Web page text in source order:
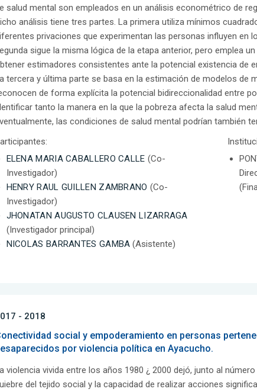
salud mental son empleados en un análisis econométrico de
análisis tiene tres partes. La primera utiliza mínimos
privaciones que experimentan las personas influyen en
sigue la misma lógica de la etapa anterior, pero emplea
estimadores consistentes ante la potencial existencia de
tercera y última parte se basa en la estimación de modelos de
de forma explícita la potencial bidireccionalidad entre
tanto la manera en la que la pobreza afecta la salud
las condiciones de salud mental podrían también
ELENA MARIA CABALLERO CALLE (Co-
Investigador)
HENRY RAUL GUILLEN ZAMBRANO (Co-
Investigador)
JHONATAN AUGUSTO CLAUSEN LIZARRAGA
(Investigador principal)
NICOLAS BARRANTES GAMBA (Asistente)
- 2018
social y empoderamiento en personas
por violencia política en Ayacucho.
violencia vivida entre los años 1980 ¿ 2000 dejó, junto al
del tejido social y la capacidad de realizar acciones